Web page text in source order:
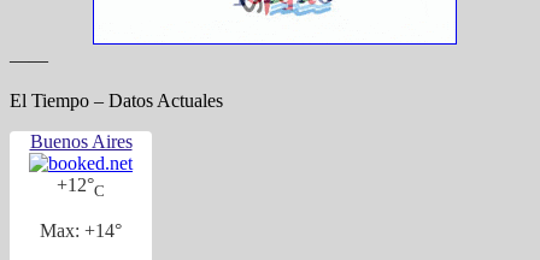
——
El Tiempo – Datos Actuales
Buenos Aires
+12°C
Max: +14°